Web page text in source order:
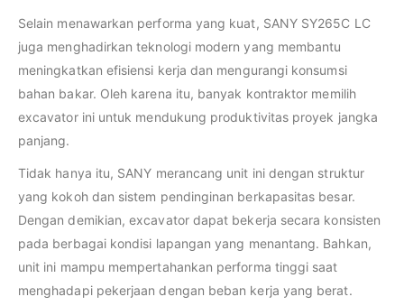
Selain menawarkan performa yang kuat, SANY SY265C LC
juga menghadirkan teknologi modern yang membantu
meningkatkan efisiensi kerja dan mengurangi konsumsi
bahan bakar. Oleh karena itu, banyak kontraktor memilih
excavator ini untuk mendukung produktivitas proyek jangka
panjang.
Tidak hanya itu, SANY merancang unit ini dengan struktur
yang kokoh dan sistem pendinginan berkapasitas besar.
Dengan demikian, excavator dapat bekerja secara konsisten
pada berbagai kondisi lapangan yang menantang. Bahkan,
unit ini mampu mempertahankan performa tinggi saat
menghadapi pekerjaan dengan beban kerja yang berat.